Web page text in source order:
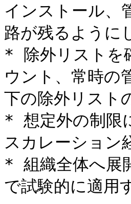
インストール、
路が残るように
* 除外リストを
ウント、常時の
下の除外リスト
* 想定外の制限
スカレーション
* 組織全体へ展
で試験的に適用